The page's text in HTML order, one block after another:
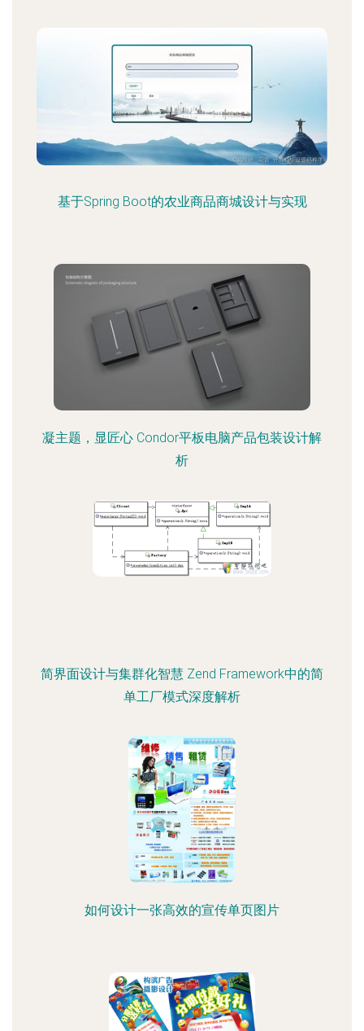
基于Spring Boot的农业商品商城设计与实现
凝主题，显匠心 Condor平板电脑产品包装设计解
析
简界面设计与集群化智慧 Zend Framework中的简
单工厂模式深度解析
如何设计一张高效的宣传单页图片